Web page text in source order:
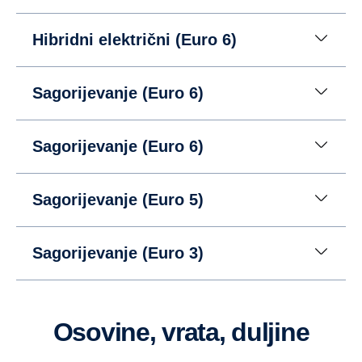
Hibridni električni (Euro 6)
Sagorijevanje (Euro 6)
Sagorijevanje (Euro 6)
Sagorijevanje (Euro 5)
Sagorijevanje (Euro 3)
Osovine, vrata, duljine